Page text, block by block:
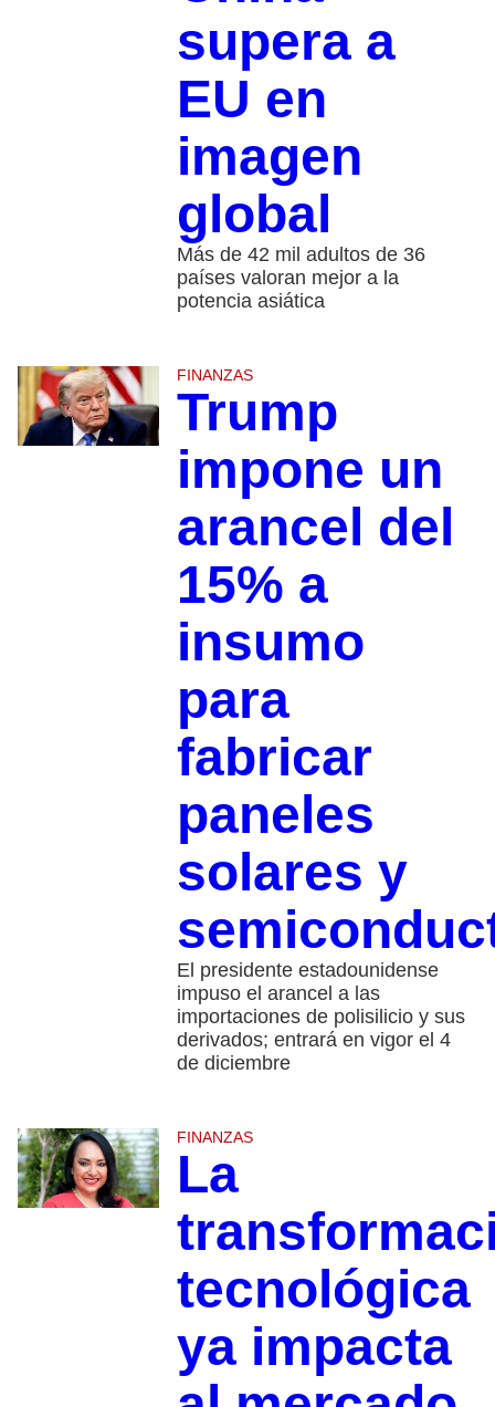
supera a
EU en
imagen
global
Más de 42 mil adultos de 36
países valoran mejor a la
potencia asiática
FINANZAS
Trump
impone un
arancel del
15% a
insumo
para
fabricar
paneles
solares y
El presidente estadounidense
impuso el arancel a las
importaciones de polisilicio y sus
derivados; entrará en vigor el 4
de diciembre
FINANZAS
La
tecnológica
ya impacta